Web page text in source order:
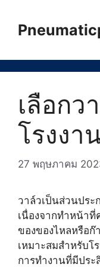
content
เลือกว
โรงง
27 พฤษภาคม
วาล์วเป็นส่วนประ
เนื่องจากทำหน้า
ของของไหลหรือก๊
เหมาะสมสำหรับโ
การทำงานที่มีปร